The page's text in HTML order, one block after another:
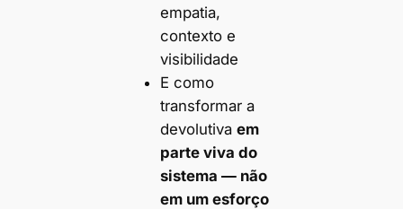
empatia,
contexto e
visibilidade
E como
transformar a
devolutiva em
parte viva do
sistema — não
em um esforço